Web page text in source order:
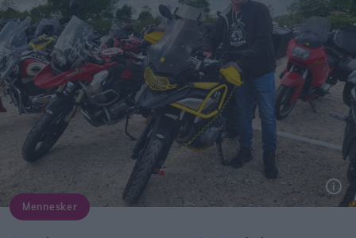
Mennesker